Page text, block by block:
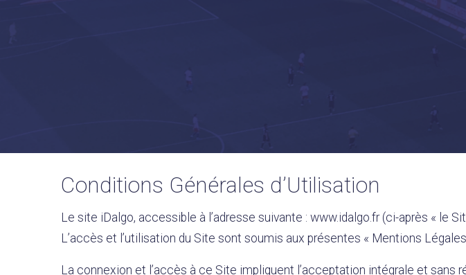
Conditions Générales d’Utilisation
Le site iDalgo, accessible à l’adresse suivante : www.idalgo.fr (ci-après « le
L’accès et l’utilisation du Site sont soumis aux présentes « Mentions
La connexion et l’accès à ce Site impliquent l’acceptation intégrale et